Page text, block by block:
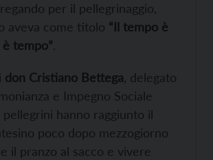
per il pellegrinaggio,
aveva come titolo “Il tempo è
tempo”.
don Cristiano Bettega , delegato
e Impegno Sociale
hanno raggiunto il
poco dopo mezzogiorno
il pranzo al sacco e vivere